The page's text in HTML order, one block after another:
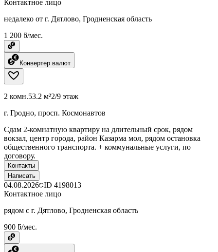
Контактное лицо
недалеко от г. Дятлово, Гродненская область
1 200 ƃ/мес.
Конвертер валют
2 комн.53.2 м²2/9 этаж
г. Гродно, просп. Космонавтов
Сдам 2-комнатную квартиру на длительный срок, рядом
вокзал, центр города, район Казарма мол, рядом остановка
общественного транспорта. + коммунальные услуги, по
договору.
Контакты
Написать
04.08.2026 ID 4198013
Контактное лицо
рядом с г. Дятлово, Гродненская область
900 ƃ/мес.